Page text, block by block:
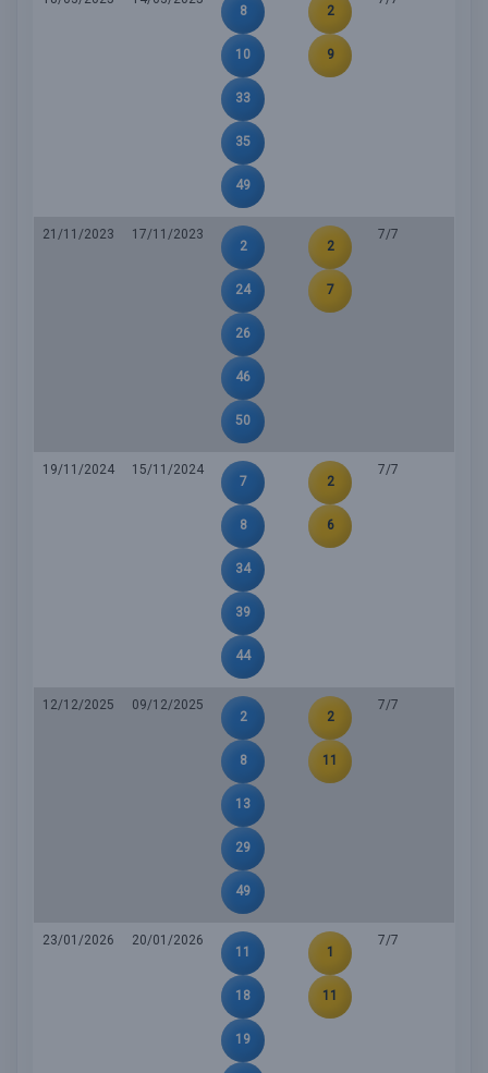
8
10
33
35
49
2
9
21/11/2023
17/11/2023
2
24
26
46
50
2
7
7/7
19/11/2024
15/11/2024
7
8
34
39
44
2
6
7/7
12/12/2025
09/12/2025
2
8
13
29
49
2
11
7/7
23/01/2026
20/01/2026
11
18
19
1
11
7/7